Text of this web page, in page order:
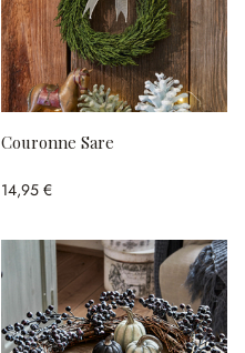
Couronne Sare
14,95 €